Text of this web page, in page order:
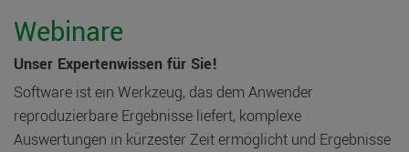
Webinare
Unser Expertenwissen für Sie!
Software ist ein Werkzeug, das dem Anwender
reproduzierbare Ergebnisse liefert, komplexe
Auswertungen in kürzester Zeit ermöglicht und Ergebnisse